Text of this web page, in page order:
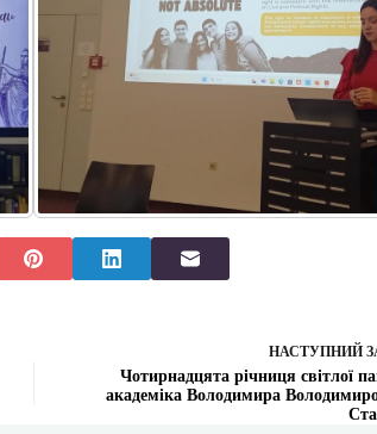
НАСТУПНИЙ
Чотирнадцята річниця світлої
академіка Володимира